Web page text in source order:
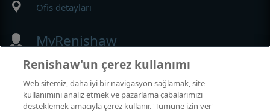
Ofis detayları
MyRenishaw
Web mağazası
Renishaw'un çerez kullanımı
Web sitemiz, daha iyi bir navigasyon sağlamak, site
kullanımını analiz etmek ve pazarlama çabalarımızı
desteklemek amacıyla çerez kullanır. 'Tümüne izin ver'